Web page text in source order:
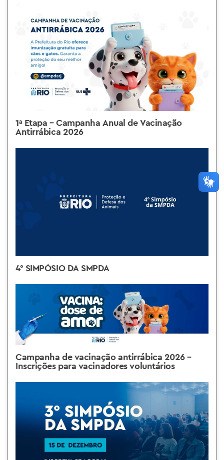
1ª Etapa – Campanha Anual de Vacinação
Antirrábica 2026
4° SIMPÓSIO DA SMPDA
Campanha de vacinação antirrábica 2026 –
Inscrições para vacinadores voluntários